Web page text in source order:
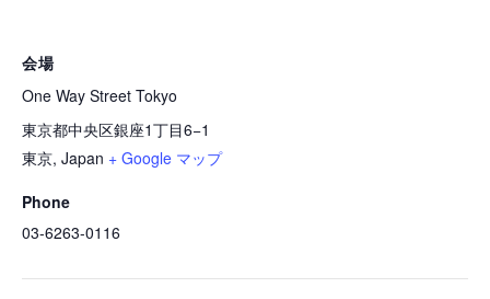
会場
One Way Street Tokyo
東京都中央区銀座1丁目6−1
東京, Japan + Google マップ
Phone
03-6263-0116